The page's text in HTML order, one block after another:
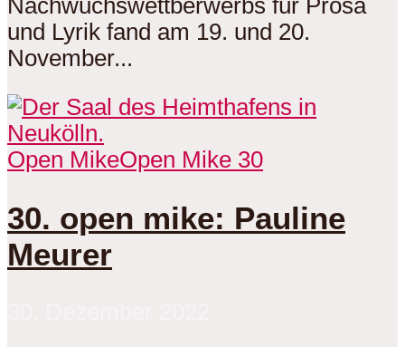
Nachwuchswettberwerbs für Prosa
und Lyrik fand am 19. und 20.
November...
Open MikeOpen Mike 30
30. open mike: Pauline
Meurer